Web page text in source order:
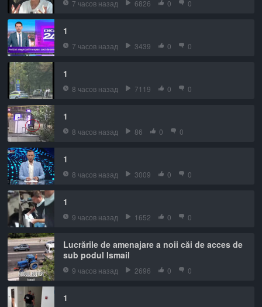
7 часов назад 6826 0 0
1
7 часов назад 3439 0 0
1
8 часов назад 7119 0 0
1
8 часов назад 86 0 0
1
8 часов назад 3009 0 0
1
9 часов назад 1652 0 0
Lucrările de amenajare a noii căi de acces de
sub podul Ismail
9 часов назад 2696 0 0
1